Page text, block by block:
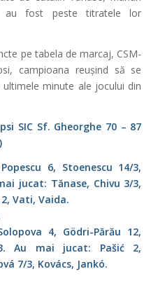
au fost peste titratele lor
pe tabela de marcaj, CSM-
campioana reușind să se
minute ale jocului din
SIC Sf. Gheorghe 70 – 87
6, Stoenescu 14/3,
jucat: Tănase, Chivu 3/3,
Vati, Vaida.
4, Gödri-Părău 12,
Au mai jucat: Pašić 2,
7/3, Kovács, Jankó.